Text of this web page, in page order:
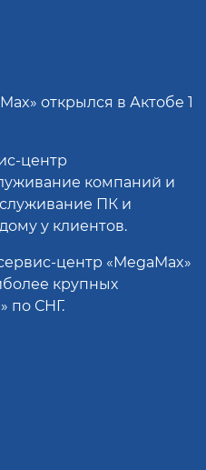
открылся в Актобе 1
центр
компаний и
ПК и
у клиентов.
центр «MegaMax»
крупных
по СНГ.